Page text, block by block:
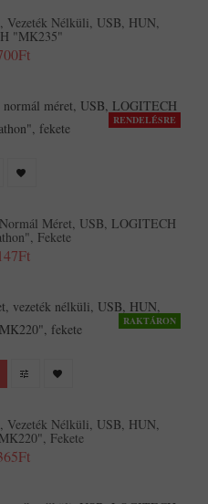
Vezeték Nélküli, USB, HUN,
"MK235"
RENDELÉSRE
Méret, USB, LOGITECH
Fekete
RAKTÁRON
Vezeték Nélküli, USB, HUN,
Fekete